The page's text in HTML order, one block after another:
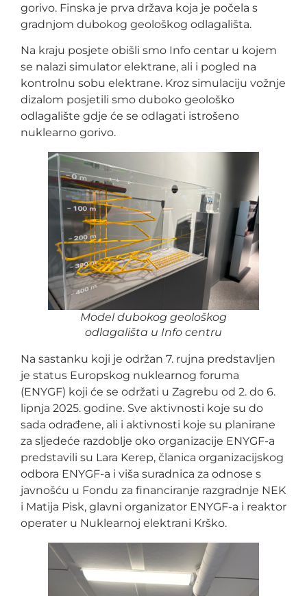
gorivo. Finska je prva država koja je počela s
gradnjom dubokog geološkog odlagališta.
Na kraju posjete obišli smo Info centar u kojem
se nalazi simulator elektrane, ali i pogled na
kontrolnu sobu elektrane. Kroz simulaciju vožnje
dizalom posjetili smo duboko geološko
odlagalište gdje će se odlagati istrošeno
nuklearno gorivo.
Model dubokog geološkog
odlagališta u Info centru
Na sastanku koji je održan 7. rujna predstavljen
je status Europskog nuklearnog foruma
(ENYGF) koji će se održati u Zagrebu od 2. do 6.
lipnja 2025. godine. Sve aktivnosti koje su do
sada odrađene, ali i aktivnosti koje su planirane
za sljedeće razdoblje oko organizacije ENYGF-a
predstavili su Lara Kerep, članica organizacijskog
odbora ENYGF-a i viša suradnica za odnose s
javnošću u Fondu za financiranje razgradnje NEK
i Matija Pisk, glavni organizator ENYGF-a i reaktor
operater u Nuklearnoj elektrani Krško.